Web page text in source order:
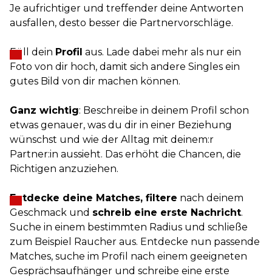
Je aufrichtiger und treffender deine Antworten
ausfallen, desto besser die Partnervorschläge.
Füll dein Profil aus. Lade dabei mehr als nur ein
Foto von dir hoch, damit sich andere Singles ein
gutes Bild von dir machen können.
Ganz wichtig: Beschreibe in deinem Profil schon
etwas genauer, was du dir in einer Beziehung
wünschst und wie der Alltag mit deinem:r
Partner:in aussieht. Das erhöht die Chancen, die
Richtigen anzuziehen.
Entdecke deine Matches, filtere nach deinem
Geschmack und schreib eine erste Nachricht.
Suche in einem bestimmten Radius und schließe
zum Beispiel Raucher aus. Entdecke nun passende
Matches, suche im Profil nach einem geeigneten
Gesprächsaufhänger und schreibe eine erste